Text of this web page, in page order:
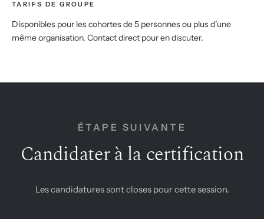
TARIFS DE GROUPE
Disponibles pour les cohortes de 5 personnes ou plus d’une
même organisation. Contact direct pour en discuter.
ÉTAPE SUIVANTE
Candidater à la certification
Les candidatures sont closes pour cette session.